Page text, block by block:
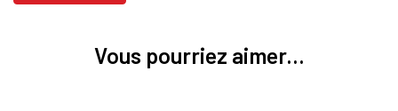
Vous pourriez aimer...